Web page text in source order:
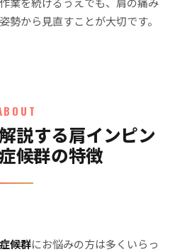
勢から見直すことが大切です。
説する肩インピン
候群の特徴
候群にお悩みの方は多くいらっ